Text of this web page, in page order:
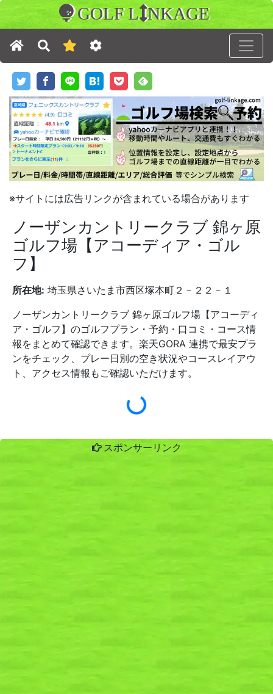
GOLF L NKAGE
※サイトには広告リンクが含まれている場合があります
ノーザンカントリークラブ 錦ヶ原
ゴルフ場【アコーディア・ゴル
フ】
所在地: 埼玉県さいたま市西区塚本町２－２２－１
ノーザンカントリークラブ 錦ヶ原ゴルフ場【アコーディ
ア・ゴルフ】のゴルフプラン・予約・口コミ・コース情
報をまとめて確認できます。楽天GORA 連携で最安プラ
ンをチェック、プレー日別の空き状況やコースレイアウ
ト、アクセス情報もご確認いただけます。
スポンサーリンク